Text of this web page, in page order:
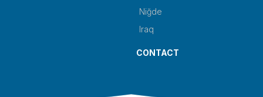
Niğde
Iraq
CONTACT